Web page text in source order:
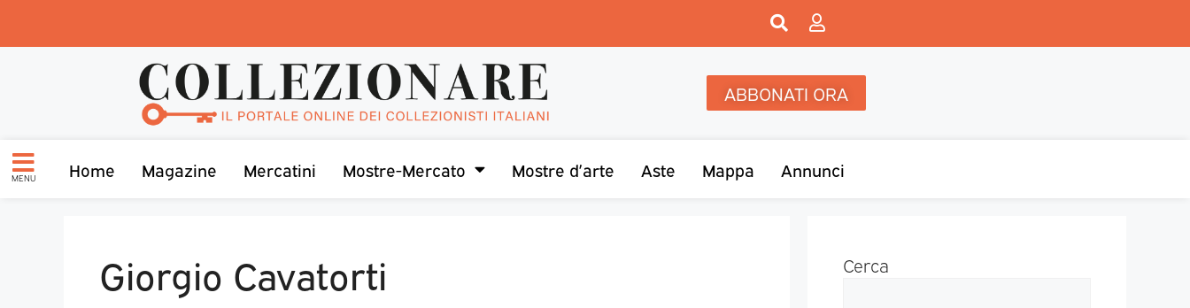
ABBONATI ORA
MENU Home Magazine Mercatini Mostre-Mercato Mostre d’arte Aste Mappa Annunci
Giorgio Cavatorti Cerca